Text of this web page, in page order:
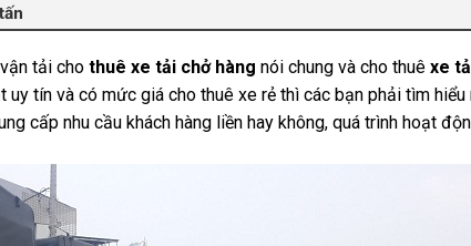
tải cho thuê xe tải chở hàng nói chung và cho thuê xe
uy tín và có mức giá cho thuê xe rẻ thì các bạn phải tìm
cấp nhu cầu khách hàng liền hay không, quá trình hoạt